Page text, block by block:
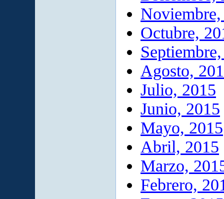
Octubre,
Agosto,
Julio, 2015
Junio, 2015
Mayo, 2015
Abril, 2015
Marzo,
Febrero,